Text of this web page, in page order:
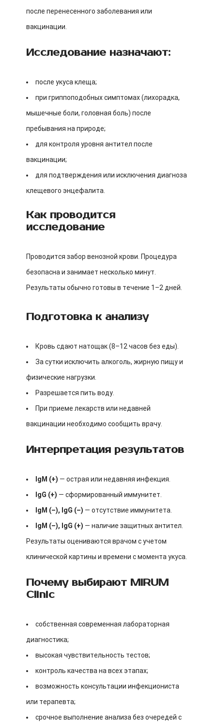
после перенесенного заболевания или
вакцинации.
Исследование назначают:
после укуса клеща;
при гриппоподобных симптомах (лихорадка,
мышечные боли, головная боль) после
пребывания на природе;
для контроля уровня антител после
вакцинации;
для подтверждения или исключения диагноза
клещевого энцефалита.
Как проводится
исследование
Проводится забор венозной крови. Процедура
безопасна и занимает несколько минут.
Результаты обычно готовы в течение 1–2 дней.
Подготовка к анализу
Кровь сдают натощак (8–12 часов без еды).
За сутки исключить алкоголь, жирную пищу и
физические нагрузки.
Разрешается пить воду.
При приеме лекарств или недавней
вакцинации необходимо сообщить врачу.
Интерпретация результатов
IgM (+) — острая или недавняя инфекция.
IgG (+) — сформированный иммунитет.
IgM (–), IgG (–) — отсутствие иммунитета.
IgM (–), IgG (+) — наличие защитных антител.
Результаты оцениваются врачом с учетом
клинической картины и времени с момента укуса.
Почему выбирают MIRUM
Clinic
собственная современная лабораторная
диагностика;
высокая чувствительность тестов;
контроль качества на всех этапах;
возможность консультации инфекциониста
или терапевта;
срочное выполнение анализа без очередей с